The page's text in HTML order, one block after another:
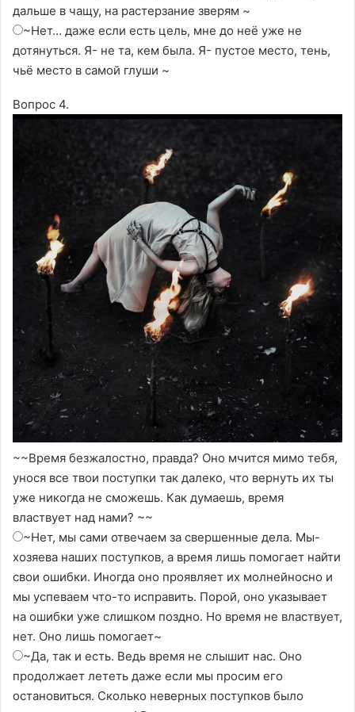
дальше в чащу, на растерзание зверям ~
~Нет… даже если есть цель, мне до неё уже не
дотянуться. Я- не та, кем была. Я- пустое место, тень,
чьё место в самой глуши ~
Вопрос 4.
~~Время безжалостно, правда? Оно мчится мимо тебя,
унося все твои поступки так далеко, что вернуть их ты
уже никогда не сможешь. Как думаешь, время
властвует над нами? ~~
~Нет, мы сами отвечаем за свершенные дела. Мы-
хозяева наших поступков, а время лишь помогает найти
свои ошибки. Иногда оно проявляет их молнейносно и
мы успеваем что-то исправить. Порой, оно указывает
на ошибки уже слишком поздно. Но время не властвует,
нет. Оно лишь помогает~
~Да, так и есть. Ведь время не слышит нас. Оно
продолжает лететь даже если мы просим его
остановиться. Сколько неверных поступков было